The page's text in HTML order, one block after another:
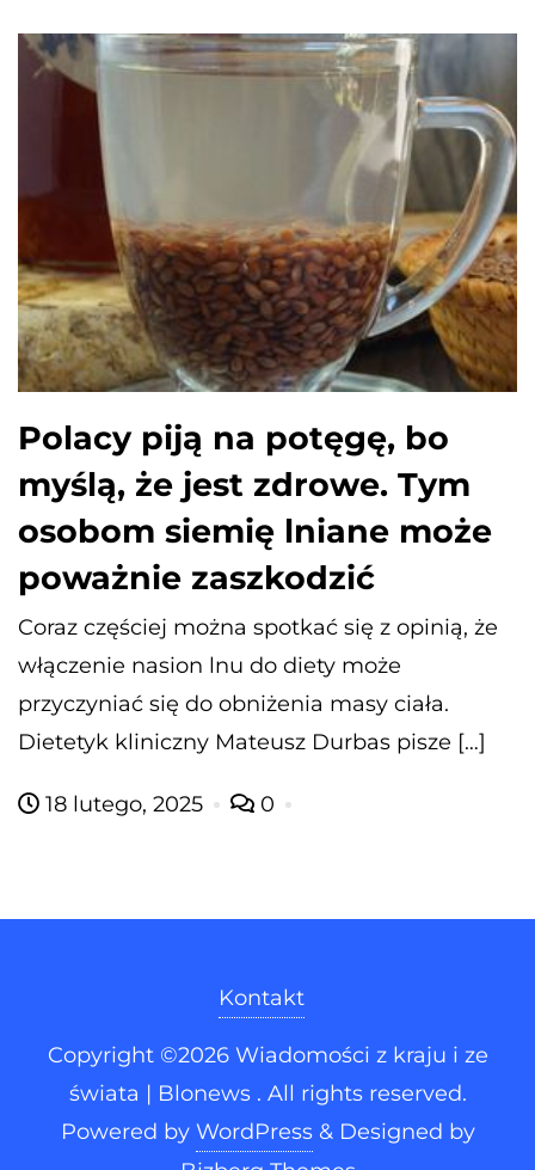
Polacy piją na potęgę, bo
myślą, że jest zdrowe. Tym
osobom siemię lniane może
poważnie zaszkodzić
Coraz częściej można spotkać się z opinią, że
włączenie nasion lnu do diety może
przyczyniać się do obniżenia masy ciała.
Dietetyk kliniczny Mateusz Durbas pisze […]
18 lutego, 2025 0
Kontakt
Copyright ©2026 Wiadomości z kraju i ze
świata | Blonews . All rights reserved.
Powered by WordPress & Designed by